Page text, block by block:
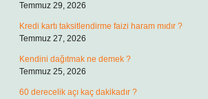
Temmuz 29, 2026
Kredi kartı taksitlendirme faizi haram mıdır ?
Temmuz 27, 2026
Kendini dağıtmak ne demek ?
Temmuz 25, 2026
60 derecelik açı kaç dakikadır ?